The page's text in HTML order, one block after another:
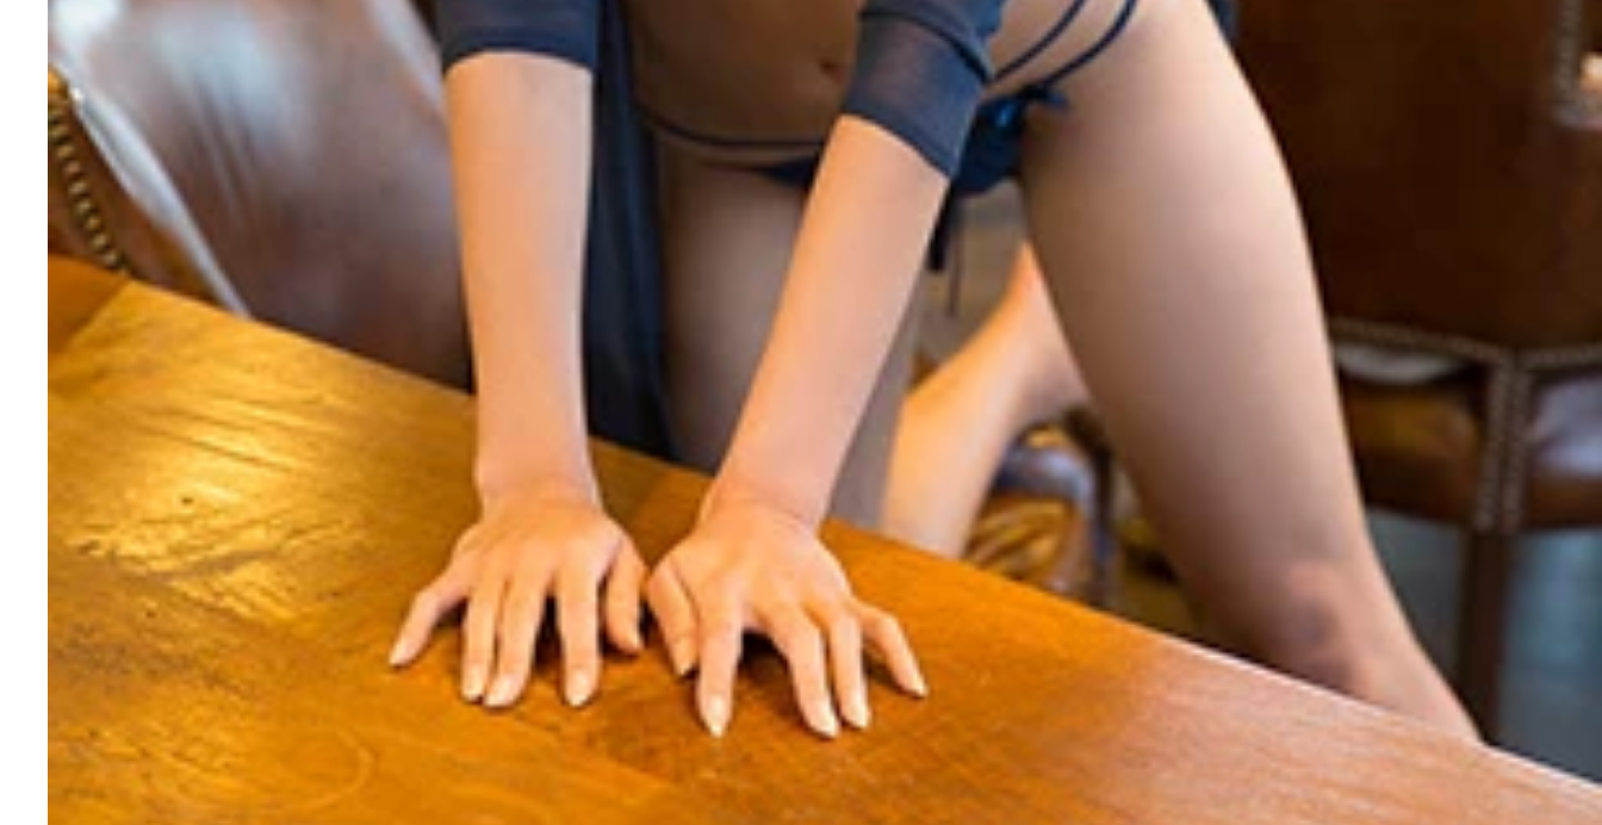
発泡酒「キリン 晴のどごし」のＣＭでも話題、舞台や映画で活躍中の片山萌美ちゃん
（Ｃ）竹書房
（Ｃ）竹書房
（Ｃ）竹書房